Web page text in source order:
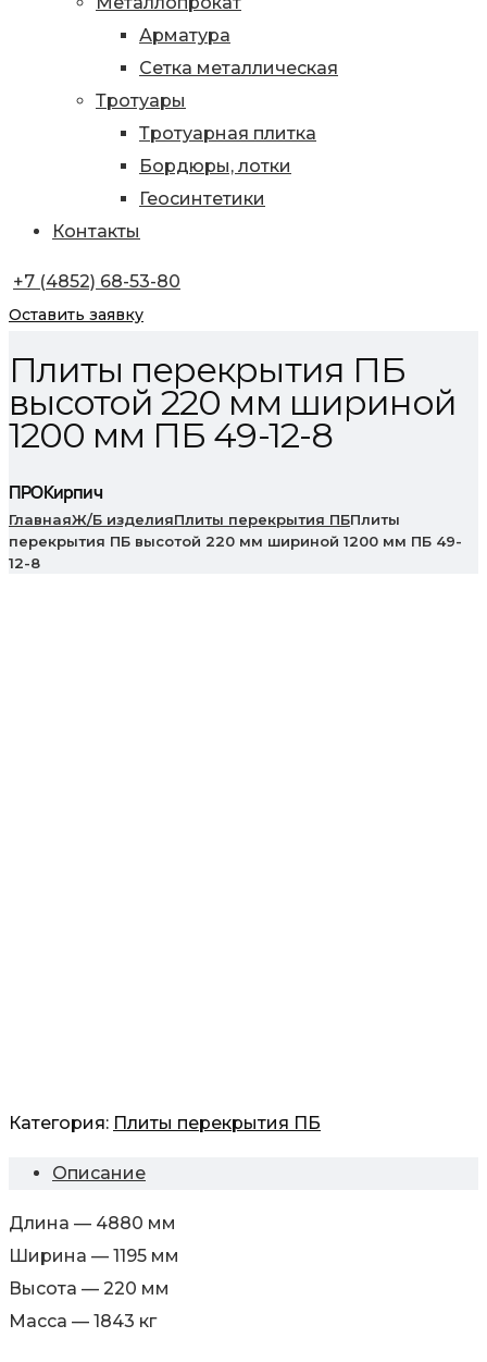
Арматура
Сетка металлическая
Тротуары
Тротуарная плитка
Бордюры, лотки
Геосинтетики
Контакты
+7 (4852) 68-53-80
Оставить заявку
Плиты перекрытия ПБ
высотой 220 мм шириной
1200 мм ПБ 49-12-8
ПРОКирпич
ГлавнаяЖ/Б изделияПлиты перекрытия ПБПлиты
перекрытия ПБ высотой 220 мм шириной 1200 мм ПБ 49-
12-8
Категория: Плиты перекрытия ПБ
Описание
Длина — 4880 мм
Ширина — 1195 мм
Высота — 220 мм
Масса — 1843 кг